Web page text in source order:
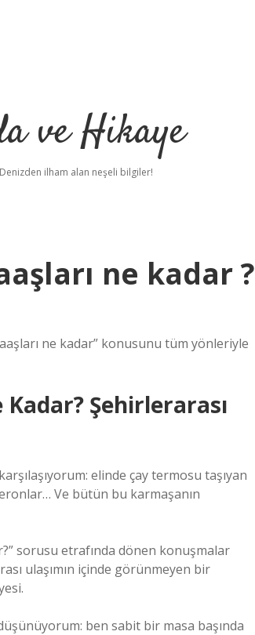
ve Hikaye
Denizden ilham alan neşeli bilgiler!
ne kadar ?
ne kadar” konusunu tüm yönleriyle
Şehirlerarası
elinde çay termosu taşıyan
Ve bütün bu karmaşanın
sorusu etrafında dönen konuşmalar
ulaşımın içinde görünmeyen bir
ben sabit bir masa başında